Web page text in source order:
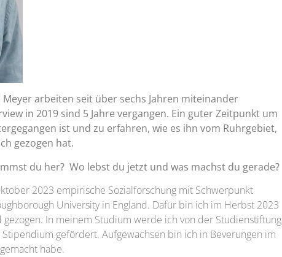
arbeiten seit über sechs Jahren miteinander
in 2019 sind 5 Jahre vergangen. Ein guter Zeitpunkt um
ist und zu erfahren, wie es ihn vom Ruhrgebiet,
gezogen hat.
du her? Wo lebst du jetzt und was machst du gerade?
2023 empirische Sozialforschung mit Schwerpunkt
University in England. Dafür bin ich im Herbst 2023
gezogen. In meinem Studium werde ich von der Studienstiftung
gefördert. Aufgewachsen bin ich in Beverungen im
habe.